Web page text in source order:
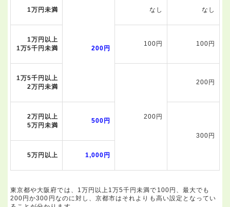
1万円未満
200円
なし なし
1万円以上
1万5千円未満
100円 100円
1万5千円以上
2万円未満
200円
200円
2万円以上
5万円未満
500円
300円
5万円以上 1,000円
東京都や大阪府では、1万円以上1万5千円未満で100円、最大でも
200円か300円なのに対し、京都市はそれよりも高い設定となってい